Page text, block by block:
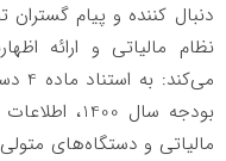
دنبال کننده و پیام
نظام مالیاتی و ارائه
بودجه سال
مالیاتی و دستگاه‌های